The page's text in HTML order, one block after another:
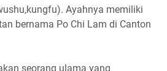
Ayahnya memiliki
bernama Po Chi Lam di Canton
seorang ulama yang